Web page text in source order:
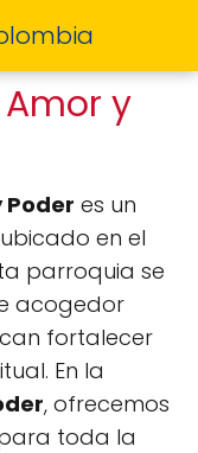
y
Poder es un
en el
parroquia se
acogedor
fortalecer
En la
, ofrecemos
toda la